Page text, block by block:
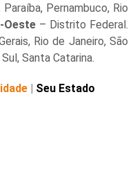
Paraíba, Pernambuco, Rio
Oeste– Distrito Federal.
Rio de Janeiro, São
Santa Catarina.
| Seu Estado